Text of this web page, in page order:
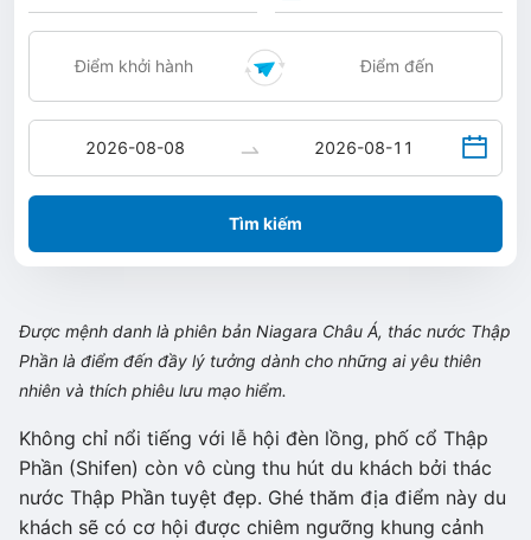
Tìm kiếm
Được mệnh danh là phiên bản Niagara Châu Á, thác nước Thập
Phần là điểm đến đầy lý tưởng dành cho những ai yêu thiên
nhiên và thích phiêu lưu mạo hiểm.
Không chỉ nổi tiếng với lễ hội đèn lồng, phố cổ Thập
Phần (Shifen) còn vô cùng thu hút du khách bởi thác
nước Thập Phần tuyệt đẹp. Ghé thăm địa điểm này du
khách sẽ có cơ hội được chiêm ngưỡng khung cảnh